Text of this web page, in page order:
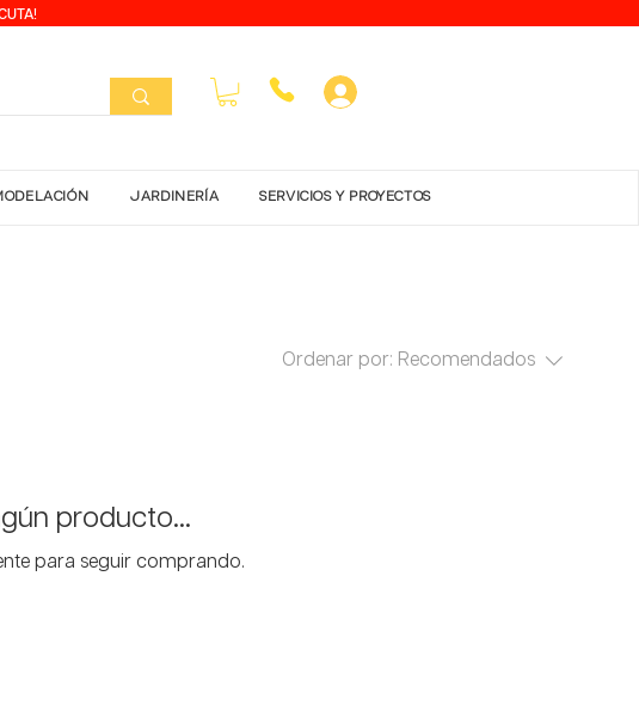
JARDINERÍA SERVICIOS Y PROYECTOS
Ordenar por: Recomendados
producto...
para seguir comprando.